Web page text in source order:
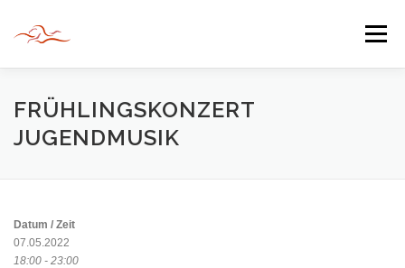
springen
Menü
HERZLICH WILLKOMMEN
INFORMATIONEN
FRÜHLINGSKONZERT
JUGENDMUSIK
Datum / Zeit
07.05.2022
18:00 - 23:00